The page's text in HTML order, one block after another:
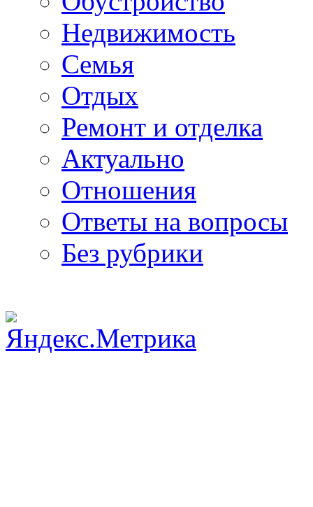
Недвижимость
Семья
Отдых
Ремонт и отделка
Актуально
Отношения
Ответы на вопросы
Без рубрики